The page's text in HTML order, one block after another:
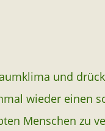
und
wieder einen
Menschen zu